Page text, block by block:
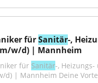
für Sanitär-,
w/d) | Mannheim
für Sanitär-, Heizungs-
d) | Mannheim Deine